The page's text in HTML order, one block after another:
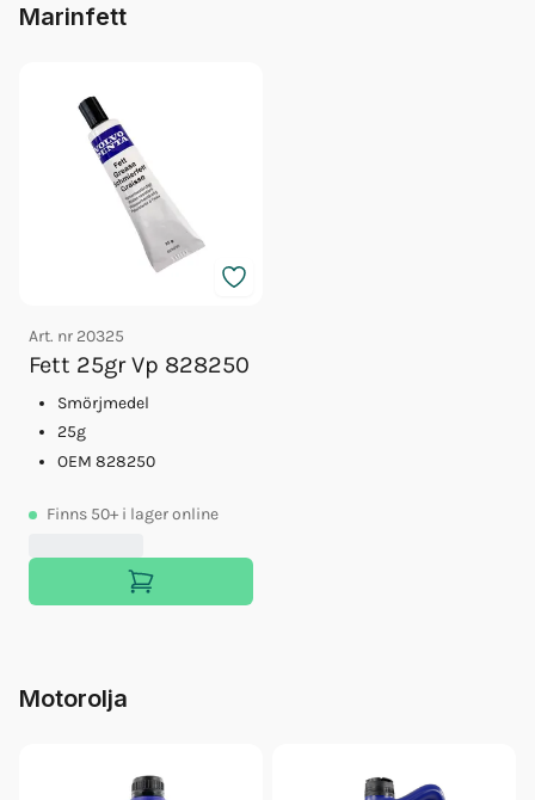
Marinfett
Art. nr 20325
Fett 25gr Vp 828250
Smörjmedel
25g
OEM 828250
Finns 50+ i lager online
Motorolja